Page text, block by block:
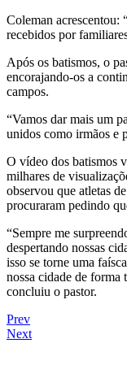
Coleman acrescentou:
recebidos por
Após os batismos, o
encorajando-os a
campos.
“Vamos dar mais um
unidos como irmãos e
O vídeo dos batismos
milhares de
observou que atletas
procuraram pedindo
“Sempre me
despertando nossas
isso se torne uma
nossa cidade de forma
concluiu o pastor.
Prev
Next